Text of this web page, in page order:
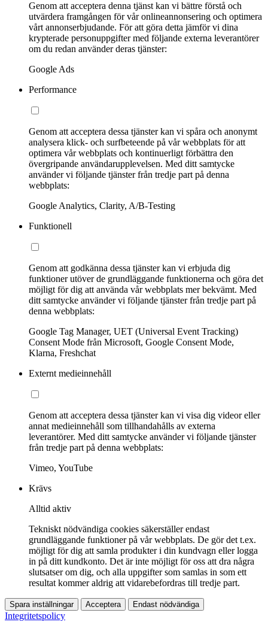
Genom att acceptera denna tjänst kan vi bättre förstå och
utvärdera framgången för vår onlineannonsering och optimera
vårt annonserbjudande. För att göra detta jämför vi dina
krypterade personuppgifter med följande externa leverantörer
om du redan använder deras tjänster:
Google Ads
Performance
Genom att acceptera dessa tjänster kan vi spåra och anonymt
analysera klick- och surfbeteende på vår webbplats för att
optimera vår webbplats och kontinuerligt förbättra den
övergripande användarupplevelsen. Med ditt samtycke
använder vi följande tjänster från tredje part på denna
webbplats:
Google Analytics, Clarity, A/B-Testing
Funktionell
Genom att godkänna dessa tjänster kan vi erbjuda dig
funktioner utöver de grundläggande funktionerna och göra det
möjligt för dig att använda vår webbplats mer bekvämt. Med
ditt samtycke använder vi följande tjänster från tredje part på
denna webbplats:
Google Tag Manager, UET (Universal Event Tracking)
Consent Mode från Microsoft, Google Consent Mode,
Klarna, Freshchat
Externt medieinnehåll
Genom att acceptera dessa tjänster kan vi visa dig videor eller
annat medieinnehåll som tillhandahålls av externa
leverantörer. Med ditt samtycke använder vi följande tjänster
från tredje part på denna webbplats:
Vimeo, YouTube
Krävs
Alltid aktiv
Tekniskt nödvändiga cookies säkerställer endast
grundläggande funktioner på vår webbplats. De gör det t.ex.
möjligt för dig att samla produkter i din kundvagn eller logga
in på ditt kundkonto. Det är inte möjligt för oss att dra några
slutsatser om dig, och alla uppgifter som samlas in som ett
resultat kommer aldrig att vidarebefordras till tredje part.
Spara inställningar Acceptera Endast nödvändiga
Integritetspolicy